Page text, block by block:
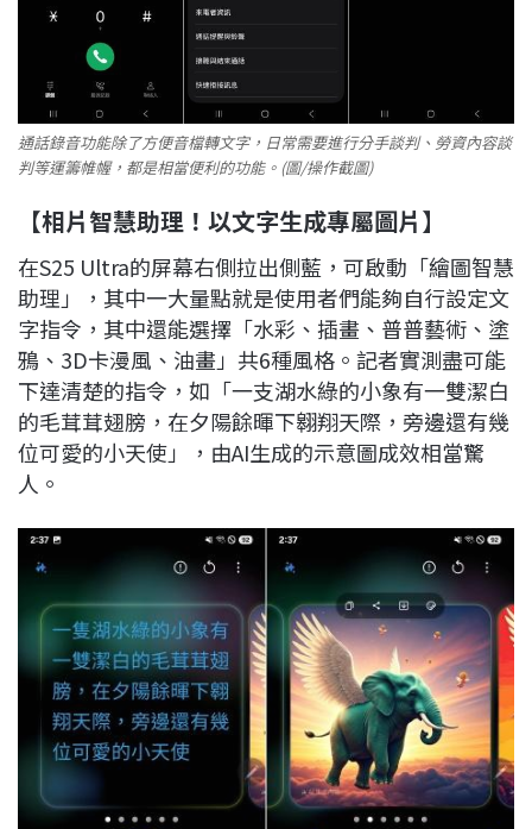
通話錄音功能除了方便音檔轉文字，日常需要進行分手談判、勞資內容談
判等運籌帷幄，都是相當便利的功能。(圖/操作截圖)
【相片智慧助理！以文字生成專屬圖片】
在S25 Ultra的屏幕右側拉出側藍，可啟動「繪圖智慧
助理」，其中一大量點就是使用者們能夠自行設定文
字指令，其中還能選擇「水彩、插畫、普普藝術、塗
鴉、3D卡漫風、油畫」共6種風格。記者實測盡可能
下達清楚的指令，如「一支湖水綠的小象有一雙潔白
的毛茸茸翅膀，在夕陽餘暉下翱翔天際，旁邊還有幾
位可愛的小天使」，由AI生成的示意圖成效相當驚
人。